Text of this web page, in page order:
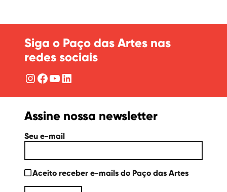
Siga o Paço das Artes nas
redes sociais
Instagram
Facebook
YouTube
LinkedIn
Assine nossa newsletter
Seu e-mail
Aceito receber e-mails do Paço das Artes